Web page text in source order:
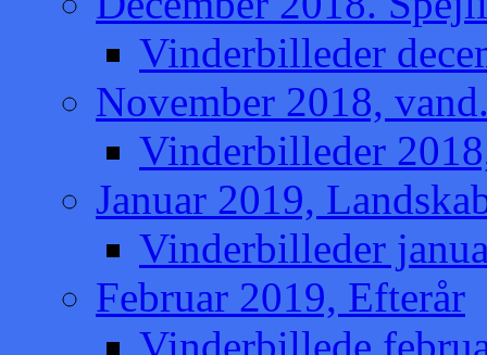
Vinderbilleder
November 2018,
Vinderbilleder
Januar 2019,
Vinderbilleder
Februar 2019, Efterår
Vinderbillede